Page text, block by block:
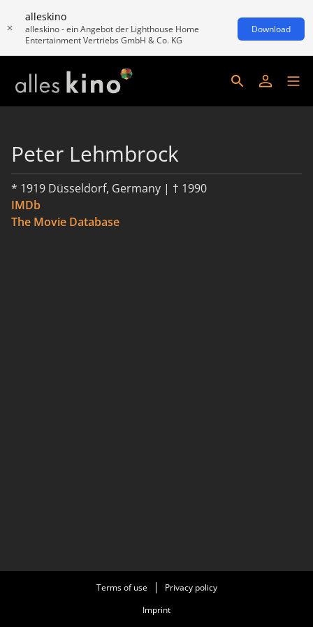
alleskino
alleskino - ein Angebot der Lighthouse Home
Entertainment Vertriebs GmbH & Co. KG
Download
Peter Lehmbrock
* 1919 Düsseldorf, Germany | † 1990
IMDb
The Movie Database
Terms of use
Privacy policy
Imprint